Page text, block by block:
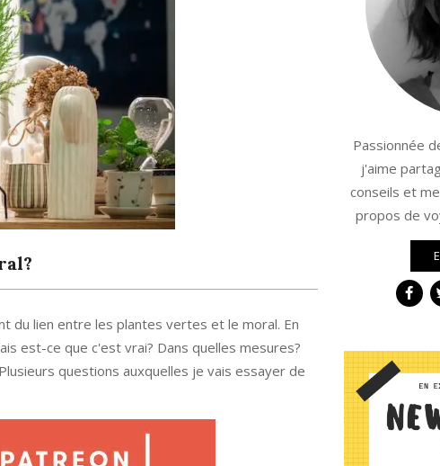
du lien entre les plantes vertes et le moral. En
est-ce que c'est vrai? Dans quelles mesures?
questions auxquelles je vais essayer de
Passionnée
j'aime
conseils et
propos de